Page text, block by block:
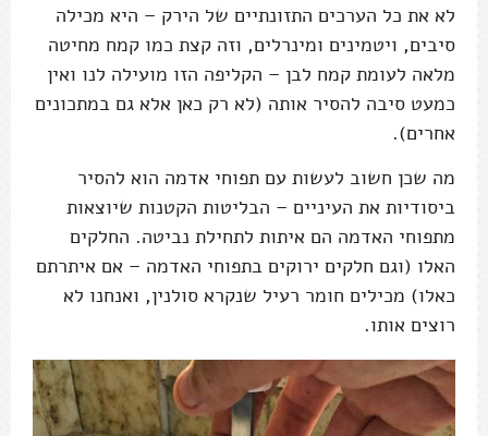
לא את כל הערכים התזונתיים של הירק – היא מכילה
סיבים, ויטמינים ומינרלים, וזה קצת כמו קמח מחיטה
מלאה לעומת קמח לבן – הקליפה הזו מועילה לנו ואין
כמעט סיבה להסיר אותה (לא רק כאן אלא גם במתכונים
אחרים).
מה שכן חשוב לעשות עם תפוחי אדמה הוא להסיר
ביסודיות את העיניים – הבליטות הקטנות שיוצאות
מתפוחי האדמה הם איתות לתחילת נביטה. החלקים
האלו (וגם חלקים ירוקים בתפוחי האדמה – אם איתרתם
כאלו) מכילים חומר רעיל שנקרא סולנין, ואנחנו לא
רוצים אותו.